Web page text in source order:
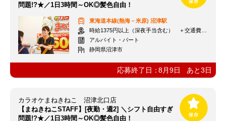
問題!?★／1日3時間～OK◎髪色自由！
東海道本線(熱海－米原) 沼津駅
時給1375円以上（深夜手当含む） ＋交通費支給
アルバイト・パート
静岡県沼津市
応募終了日：8月9日 あと3日
カラオケまねきねこ 沼津北口店
【まねきねこSTAFF】[夜勤・週2] ＼シフト自由すぎ
問題!?★／1日3時間～OK◎髪色自由！